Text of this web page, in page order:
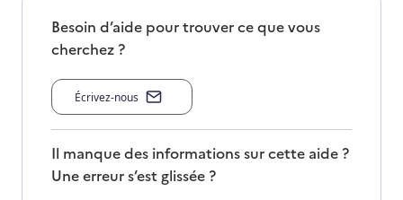
Besoin d’aide pour trouver ce que vous
cherchez ?
Écrivez-nous
Il manque des informations sur cette aide ?
Une erreur s’est glissée ?